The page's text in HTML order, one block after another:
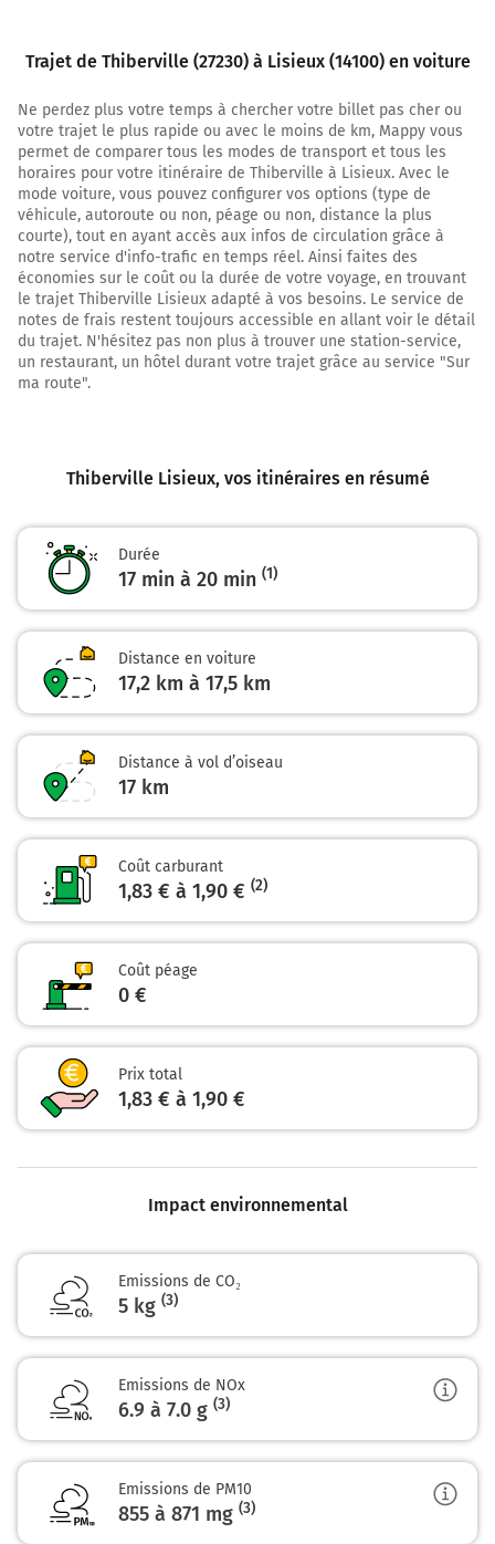
Au rond-point, prendre la 1ère sortie sur Rue Roger
Aini et continuer sur 270 mètres
Tourner légèrement à droite sur Rue Roger Aini et
continuer sur 85 mètres
16,8 km
Tourner à gauche sur Route de Paris et continuer sur
130 mètres
16,9 km
Au rond-point, prendre la 1ère sortie sur D579
17,0 km
Tourner à gauche sur la voie et continuer sur 35 mètres
0h17
Trajet de Thiberville (27230) à Lisieux (14100) en voiture
Ne perdez plus votre temps à chercher votre billet pas cher ou
votre trajet le plus rapide ou avec le moins de km, Mappy vous
permet de comparer tous les modes de transport et tous les
horaires pour votre itinéraire de Thiberville à Lisieux. Avec le
mode voiture, vous pouvez configurer vos options (type de
véhicule, autoroute ou non, péage ou non, distance la plus
courte), tout en ayant accès aux infos de circulation grâce à
notre service d'info-trafic en temps réel. Ainsi faites des
économies sur le coût ou la durée de votre voyage, en trouvant
le trajet Thiberville Lisieux adapté à vos besoins. Le service de
notes de frais restent toujours accessible en allant voir le détail
du trajet. N'hésitez pas non plus à trouver une station-service,
un restaurant, un hôtel durant votre trajet grâce au service "Sur
ma route".
Thiberville Lisieux, vos itinéraires en résumé
Durée
17 min à 20 min (1)
Distance en voiture
17,2 km à 17,5 km
Distance à vol d’oiseau
17 km
Coût carburant
1,83 € à 1,90 € (2)
Coût péage
0 €
Prix total
1,83 € à 1,90 €
Impact environnemental
Emissions de CO₂
5 kg (3)
Emissions de NOx
6.9 à 7.0 g (3)
Emissions de PM10
855 à 871 mg (3)